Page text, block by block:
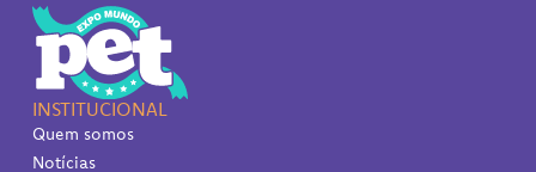
INSTITUCIONAL
Quem somos
Notícias